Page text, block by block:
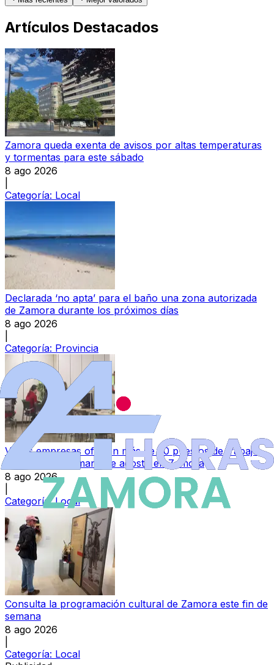
Artículos Destacados
Zamora queda exenta de avisos por altas temperaturas
y tormentas para este sábado
8 ago 2026
Categoría: Local
Declarada ‘no apta’ para el baño una zona autorizada
de Zamora durante los próximos días
8 ago 2026
Categoría: Provincia
Varias empresas ofertan más de 30 puestos de trabajo
esta primera semana de agosto en Zamora
8 ago 2026
Categoría:Local
Consulta la programación cultural de Zamora este fin de
semana
8 ago 2026
Categoría: Local